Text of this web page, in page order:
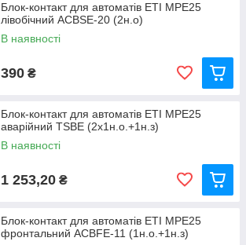
Блок-контакт для автоматів ETI MPE25
лівобічний ACBSE-20 (2н.о)
В наявності
390 ₴
Блок-контакт для автоматів ETI MPE25
аварійний TSBE (2х1н.о.+1н.з)
В наявності
1 253,20 ₴
Блок-контакт для автоматів ETI MPE25
фронтальний ACBFE-11 (1н.о.+1н.з)